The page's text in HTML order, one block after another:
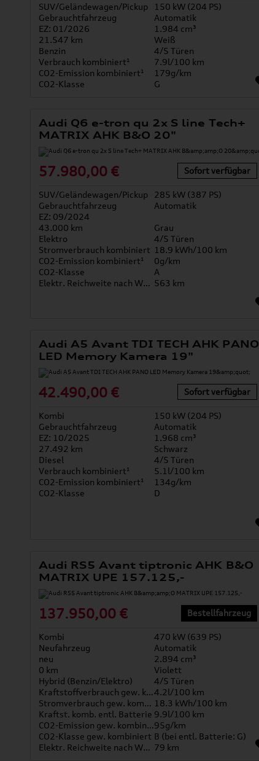
SUV/Geländewagen/Pickup
150 kW (204 PS)
Gebrauchtfahrzeug
Automatik
EZ: 01/2026
1.984 cm³
21.547 km
Weiß
Benzin
4/5 Türen
Verbrauch kombiniert¹
7.9l/100 km
CO2-Emission kombiniert¹
179g/km
CO2-Klasse
G
Audi Q6 e-tron qu 2x S line Tech+
MATRIX AHK B&O 20"
57.980,00 € Sofort verfügbar
SUV/Geländewagen/Pickup
285 kW (387 PS)
Gebrauchtfahrzeug
Automatik
EZ: 09/2024
43.000 km
Grau
Elektro
4/5 Türen
Stromverbrauch kombiniert 18.9 kWh/100 km
CO2-Emission kombiniert¹
0g/km
CO2-Klasse
A
Elektr. Reichweite nach WLTP* 563 km
Audi A5 Avant TDI TECH AHK PANO
LED Memory Kamera 19"
42.490,00 € Sofort verfügbar
Kombi
150 kW (204 PS)
Gebrauchtfahrzeug
Automatik
EZ: 10/2025
1.968 cm³
27.492 km
Schwarz
Diesel
4/5 Türen
Verbrauch kombiniert¹
5.1l/100 km
CO2-Emission kombiniert¹
134g/km
CO2-Klasse
D
Audi RS5 Avant tiptronic AHK B&O
MATRIX UPE 157.125,-
137.950,00 € Bestellfahrzeug
Kombi
470 kW (639 PS)
Neufahrzeug
Automatik
neu
2.894 cm³
0 km
Violett
Hybrid (Benzin/Elektro)
4/5 Türen
Kraftstoffverbrauch gew. kombiniert4.2l/100 km
Stromverbrauch gew. kombiniert 18.3 kWh/100 km
Kraftst. komb. entl. Batterie 9.9l/100 km
CO2-Emission gew. kombiniert95g/km
CO2-Klasse gew. kombiniert B (bei entl. Batterie: G)
Elektr. Reichweite nach WLTP* 79 km